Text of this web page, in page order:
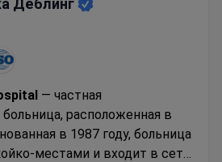
Дёблинг
— частная
расположенная в
в 1987 году, больница
местами и входит в сеть